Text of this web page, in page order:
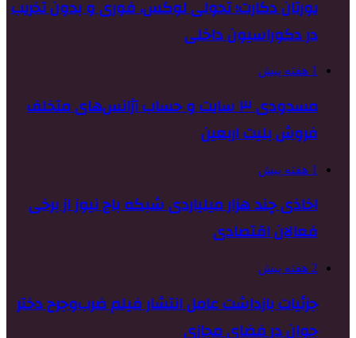
یورتان دکارت؛ تحولی لوکس، فوری و بدون تخریب
در دکوراسیون داخلی
1 هفته پیش
مسدودی ۳ سایت و حساب آژانس‌های متخلف
فروش بلیت اربعین
1 هفته پیش
اخاذی چند هزار میلیاردی شبکه باج نیوز از برخی
فعالان اقتصادی
2 هفته پیش
جزئیات بازداشت عامل انتشار فیلم ضرب‌وجرح دختر
جوان در فضای مجازی